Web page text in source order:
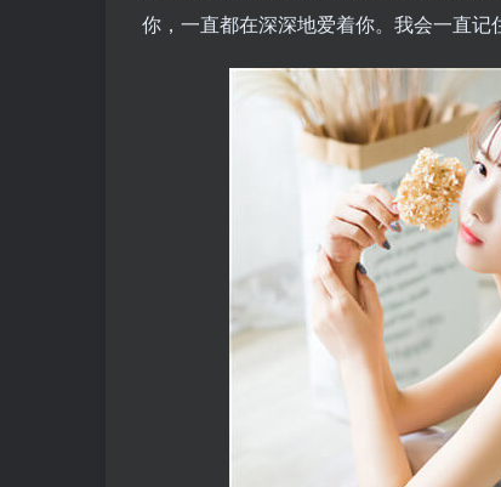
你，一直都在深深地爱着你。我会一直记